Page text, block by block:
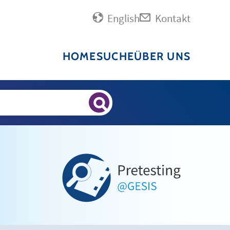
English Kontakt
HOMESUCHEÜBER UNS